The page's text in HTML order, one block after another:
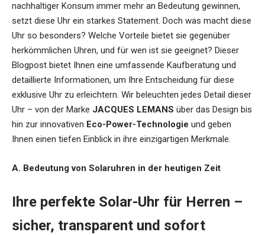
nachhaltiger Konsum immer mehr an Bedeutung gewinnen,
setzt diese Uhr ein starkes Statement. Doch was macht diese
Uhr so besonders? Welche Vorteile bietet sie gegenüber
herkömmlichen Uhren, und für wen ist sie geeignet? Dieser
Blogpost bietet Ihnen eine umfassende Kaufberatung und
detaillierte Informationen, um Ihre Entscheidung für diese
exklusive Uhr zu erleichtern. Wir beleuchten jedes Detail dieser
Uhr – von der Marke JACQUES LEMANS über das Design bis
hin zur innovativen Eco-Power-Technologie und geben
Ihnen einen tiefen Einblick in ihre einzigartigen Merkmale.
A. Bedeutung von Solaruhren in der heutigen Zeit
Ihre perfekte Solar-Uhr für Herren –
sicher, transparent und sofort